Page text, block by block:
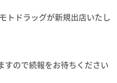
トドラッグが新規出店いたし
すので続報をお待ちください